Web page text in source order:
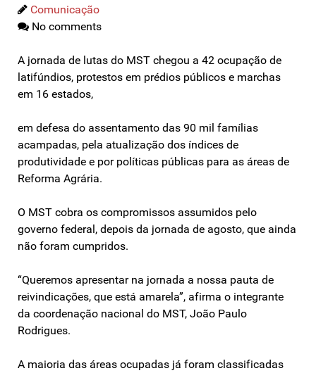
Comunicação
No comments
A jornada de lutas do MST chegou a 42 ocupação de
latifúndios, protestos em prédios públicos e marchas
em 16 estados,
em defesa do assentamento das 90 mil famílias
acampadas, pela atualização dos índices de
produtividade e por políticas públicas para as áreas de
Reforma Agrária.
O MST cobra os compromissos assumidos pelo
governo federal, depois da jornada de agosto, que ainda
não foram cumpridos.
“Queremos apresentar na jornada a nossa pauta de
reivindicações, que está amarela”, afirma o integrante
da coordenação nacional do MST, João Paulo
Rodrigues.
A maioria das áreas ocupadas já foram classificadas